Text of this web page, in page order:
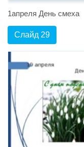
1апреля День смеха
Слайд 29